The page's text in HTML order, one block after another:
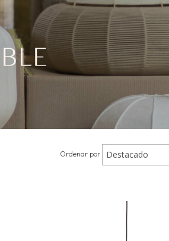
Ordenar por